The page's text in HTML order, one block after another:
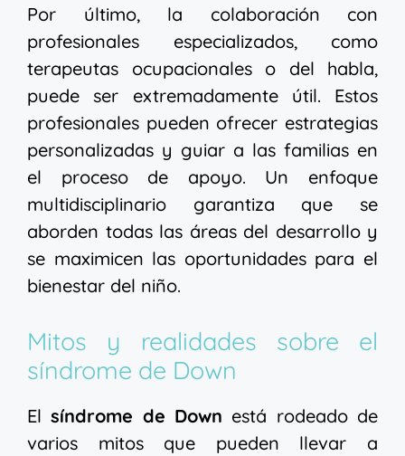
Por último, la colaboración con
profesionales especializados, como
terapeutas ocupacionales o del habla,
puede ser extremadamente útil. Estos
profesionales pueden ofrecer estrategias
personalizadas y guiar a las familias en
el proceso de apoyo. Un enfoque
multidisciplinario garantiza que se
aborden todas las áreas del desarrollo y
se maximicen las oportunidades para el
bienestar del niño.
Mitos y realidades sobre el
síndrome de Down
Elsíndrome de Down está rodeado de
varios mitos que pueden llevar a